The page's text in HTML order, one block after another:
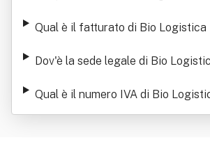
Qual è il fatturato di Bio Logistica
Dov'è la sede legale di Bio
Qual è il numero IVA di Bio